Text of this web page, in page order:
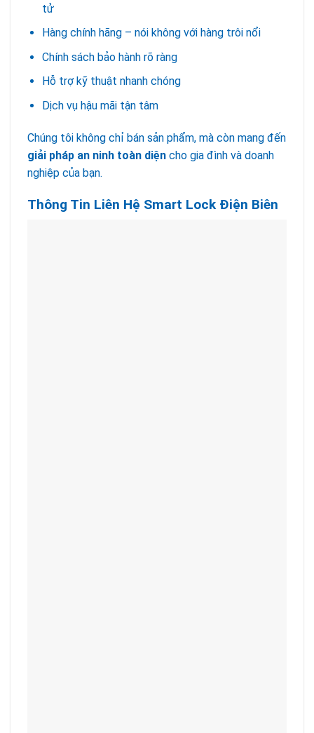
tử
Hàng chính hãng – nói không với hàng trôi nổi
Chính sách bảo hành rõ ràng
Hỗ trợ kỹ thuật nhanh chóng
Dịch vụ hậu mãi tận tâm
Chúng tôi không chỉ bán sản phẩm, mà còn mang đến
giải pháp an ninh toàn diện cho gia đình và doanh
nghiệp của bạn.
Thông Tin Liên Hệ Smart Lock Điện Biên